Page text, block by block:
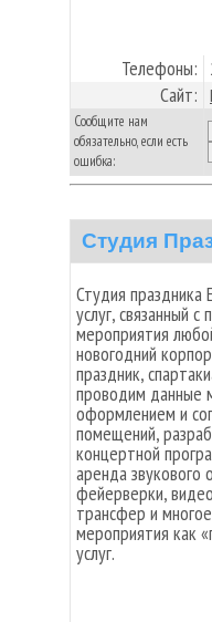
Телефоны:
Сайт:
Сообщите нам
обязательно, если есть
ошибка:
Студия
Студия
услуг, связанный
мероприятия
новогодний
праздник,
проводим данные
оформлением и
помещений,
концертной
аренда звукового
фейерверки,
трансфер и
мероприятия как
услуг.